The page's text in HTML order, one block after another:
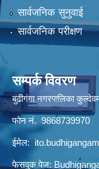
सार्वजनिक सुनुवाई
सार्वजनिक परीक्षण
सम्पर्क विवरण
बुढीगंगा नगरपालिका
फोन नं. 9868739970
ईमेल:
फेसवुक पेज: